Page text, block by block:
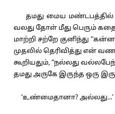
தமது மைய மண்டபத்தில்
வலது தோள் மீது பெரும்
மாற்றி சற்றே குனிந்து
முதலில் தெரிவித்து என்
கூறியதும், “நல்லது
தமது அருகே இருந்த ஒரு
‘உண்மைதானா? அல்லது...’